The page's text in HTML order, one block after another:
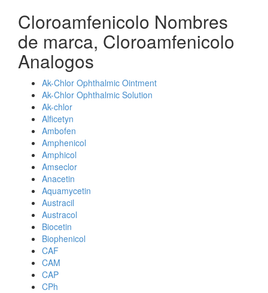
Cloroamfenicolo Nombres
de marca, Cloroamfenicolo
Analogos
Ak-Chlor Ophthalmic Ointment
Ak-Chlor Ophthalmic Solution
Ak-chlor
Alficetyn
Ambofen
Amphenicol
Amphicol
Amseclor
Anacetin
Aquamycetin
Austracil
Austracol
Biocetin
Biophenicol
CAF
CAM
CAP
CPh